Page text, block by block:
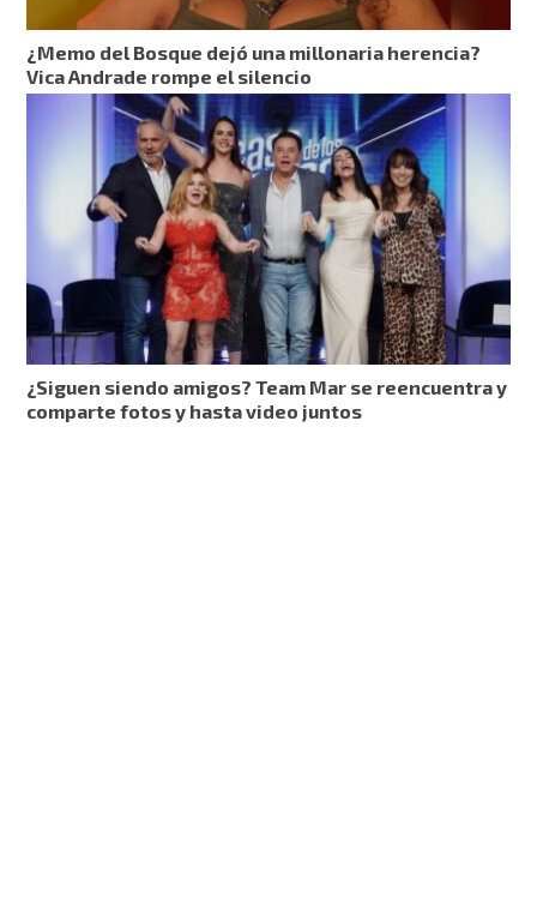
¿Memo del Bosque dejó una millonaria herencia?
Vica Andrade rompe el silencio
¿Siguen siendo amigos? Team Mar se reencuentra y
comparte fotos y hasta video juntos